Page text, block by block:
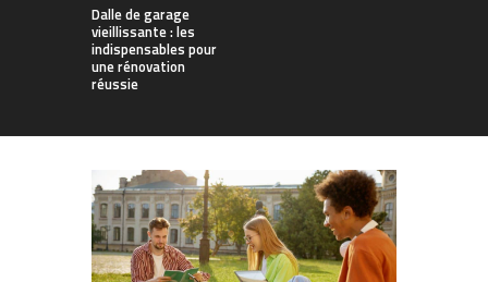
Dalle de garage
vieillissante : les
indispensables pour
une rénovation
réussie